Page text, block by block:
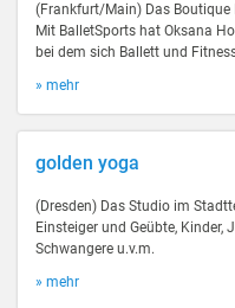
(Frankfurt/Main) Das Boutique
Mit BalletSports hat Oksana
bei dem sich Ballett und
» mehr
golden yoga
(Dresden) Das Studio im
Einsteiger und Geübte, Kinder,
Schwangere u.v.m.
» mehr